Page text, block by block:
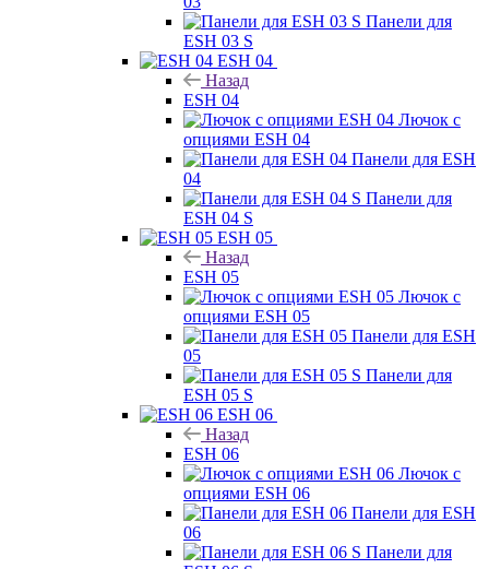
Панели для
ESH 03 S
ESH 04
Назад
ESH 04
Лючок с
опциями ESH 04
Панели для ESH
04
Панели для
ESH 04 S
ESH 05
Назад
ESH 05
Лючок с
опциями ESH 05
Панели для ESH
05
Панели для
ESH 05 S
ESH 06
Назад
ESH 06
Лючок с
опциями ESH 06
Панели для ESH
06
Панели для